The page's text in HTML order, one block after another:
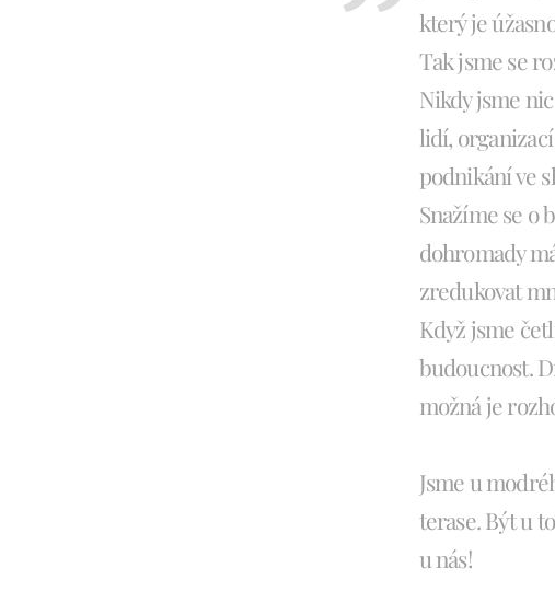
který je
Tak jsme se
Nikdy jsme
lidí,
podnikání ve
Snažíme se o
dohromady
zredukovat
Když jsme
budoucnost.
možná je
Jsme u
terase. Být u
u nás!